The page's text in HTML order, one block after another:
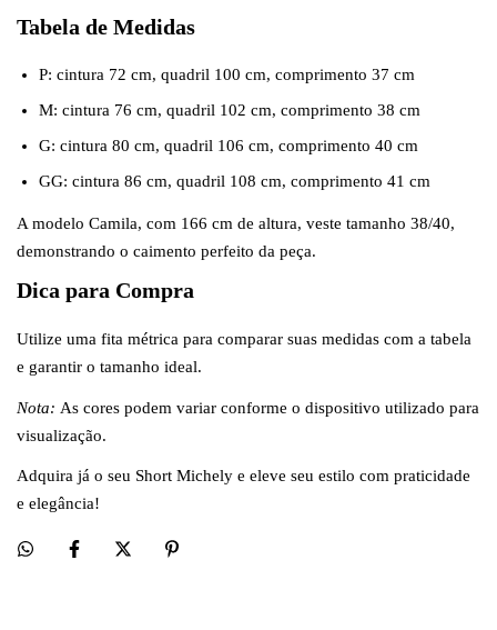
Tabela de Medidas
P: cintura 72 cm, quadril 100 cm, comprimento 37 cm
M: cintura 76 cm, quadril 102 cm, comprimento 38 cm
G: cintura 80 cm, quadril 106 cm, comprimento 40 cm
GG: cintura 86 cm, quadril 108 cm, comprimento 41 cm
A modelo Camila, com 166 cm de altura, veste tamanho 38/40,
demonstrando o caimento perfeito da peça.
Dica para Compra
Utilize uma fita métrica para comparar suas medidas com a tabela
e garantir o tamanho ideal.
Nota: As cores podem variar conforme o dispositivo utilizado para
visualização.
Adquira já o seu Short Michely e eleve seu estilo com praticidade
e elegância!